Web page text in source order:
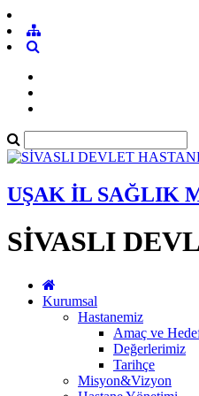
UŞAK İL SAĞLIK
SİVASLI
Kurumsal
Hastanemiz
Amaç ve
Değerlerimiz
Tarihçe
Misyon&Vizyon